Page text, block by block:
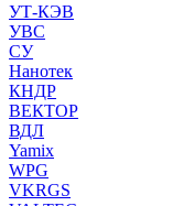
УТ-КЭВ
УВС
СУ
Нанотек
КНДР
ВЕКТОР
ВДЛ
Yamix
WPG
VKRGS